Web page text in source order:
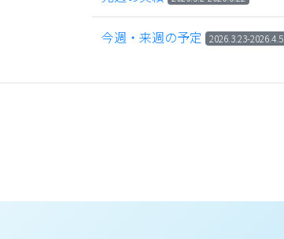
今週・来週の予定 ​2​0​26.3.23-​2​0​26.4.5